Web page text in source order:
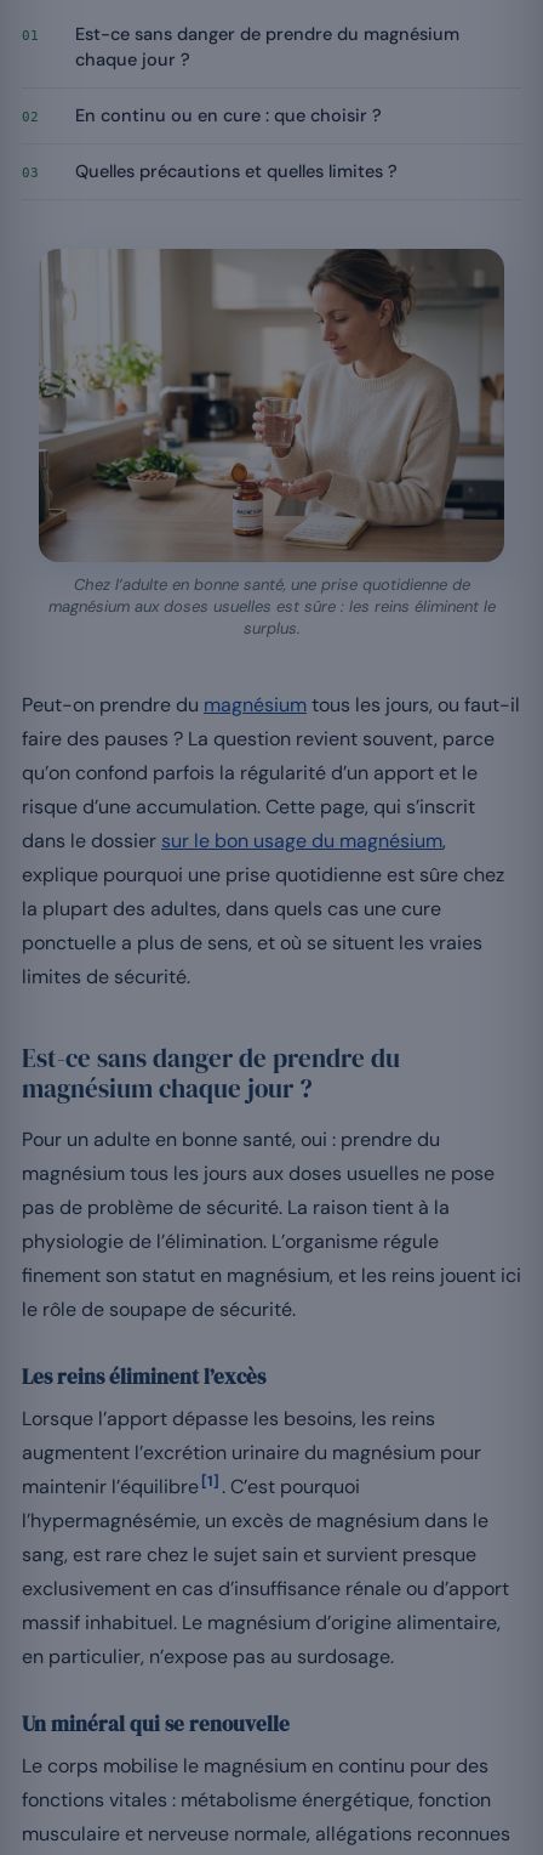
01
Est-ce sans danger de prendre du magnésium
chaque jour ?
02 En continu ou en cure : que choisir ?
03 Quelles précautions et quelles limites ?
Chez l’adulte en bonne santé, une prise quotidienne de
magnésium aux doses usuelles est sûre : les reins éliminent le
surplus.
Peut-on prendre du magnésiumtous les jours, ou faut-il
faire des pauses ? La question revient souvent, parce
qu’on confond parfois la régularité d’un apport et le
risque d’une accumulation. Cette page, qui s’inscrit
dans le dossier sur le bon usage du magnésium,
explique pourquoi une prise quotidienne est sûre chez
la plupart des adultes, dans quels cas une cure
ponctuelle a plus de sens, et où se situent les vraies
limites de sécurité.
Est-ce sans danger de prendre du
magnésium chaque jour ?
Pour un adulte en bonne santé, oui : prendre du
magnésium tous les jours aux doses usuelles ne pose
pas de problème de sécurité. La raison tient à la
physiologie de l’élimination. L’organisme régule
finement son statut en magnésium, et les reins jouent ici
le rôle de soupape de sécurité.
Les reins éliminent l’excès
Lorsque l’apport dépasse les besoins, les reins
augmentent l’excrétion urinaire du magnésium pour
maintenir l’équilibre[1] . C’est pourquoi
l’hypermagnésémie, un excès de magnésium dans le
sang, est rare chez le sujet sain et survient presque
exclusivement en cas d’insuffisance rénale ou d’apport
massif inhabituel. Le magnésium d’origine alimentaire,
en particulier, n’expose pas au surdosage.
Un minéral qui se renouvelle
Le corps mobilise le magnésium en continu pour des
fonctions vitales : métabolisme énergétique, fonction
musculaire et nerveuse normale, allégations reconnues